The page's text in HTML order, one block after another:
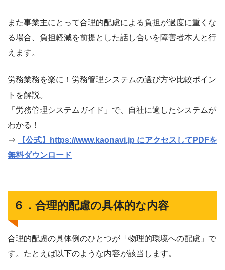
また事業主にとって合理的配慮による負担が過度に重くな
る場合、負担軽減を前提とした話し合いを障害者本人と行
えます。
労務業務を楽に！労務管理システムの選び方や比較ポイン
トを解説。
「労務管理システムガイド」で、自社に適したシステムが
わかる！
⇒
【公式】https://www.kaonavi.jp にアクセスしてPDFを
無料ダウンロード
６．合理的配慮の具体的な内容
合理的配慮の具体例のひとつが「物理的環境への配慮」で
す。たとえば以下のような内容が該当します。